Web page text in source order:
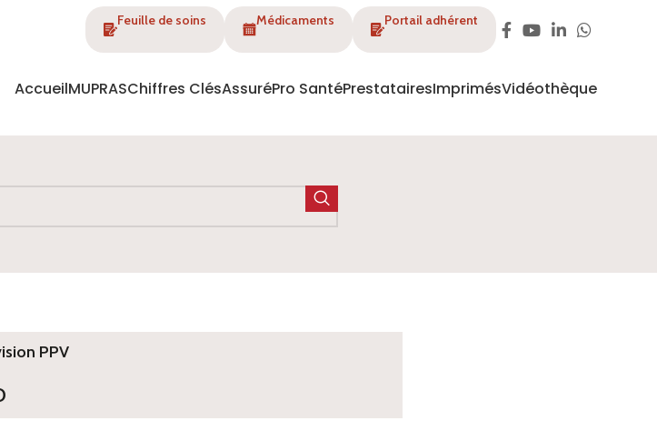
Feuille de soins Médicaments Portail adhérent
AccueilMUPRASChiffres ClésAssuréPro SantéPrestatairesImprimésVidéothèque
PPV